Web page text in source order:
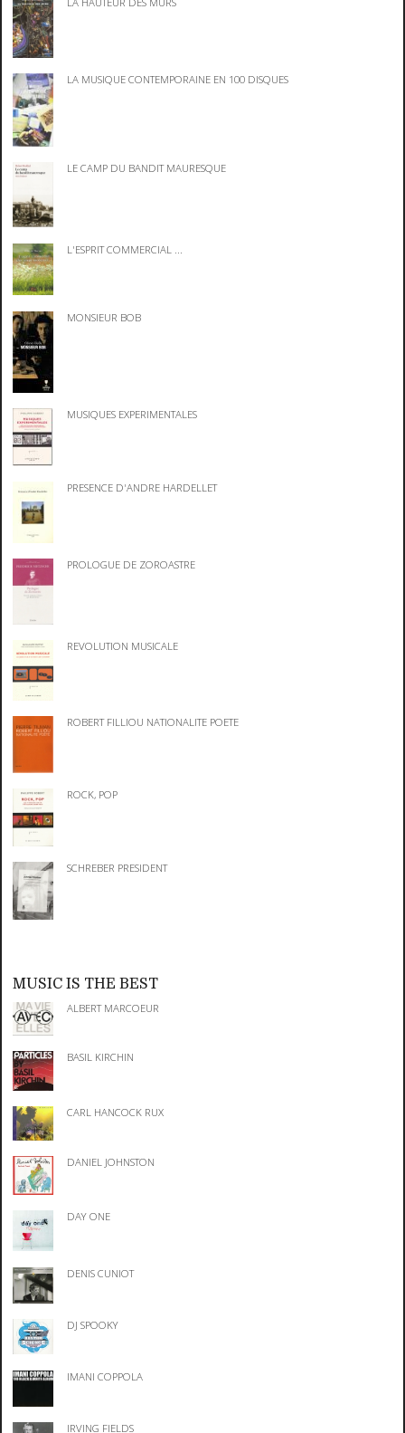
LA MUSIQUE CONTEMPORAINE EN 100 DISQUES
LE CAMP DU BANDIT MAURESQUE
L'ESPRIT COMMERCIAL ...
MONSIEUR BOB
MUSIQUES EXPERIMENTALES
PRESENCE D'ANDRE HARDELLET
PROLOGUE DE ZOROASTRE
REVOLUTION MUSICALE
ROBERT FILLIOU NATIONALITE POETE
ROCK, POP
SCHREBER PRESIDENT
MUSIC IS THE BEST
ALBERT MARCOEUR
BASIL KIRCHIN
CARL HANCOCK RUX
DANIEL JOHNSTON
DAY ONE
DENIS CUNIOT
DJ SPOOKY
IMANI COPPOLA
IRVING FIELDS